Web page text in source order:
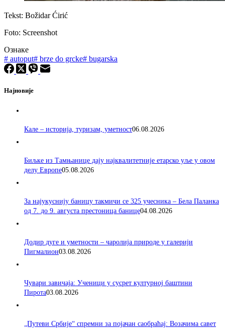
Tekst: Božidar Ćirić
Foto: Screenshot
Ознаке
# autoput# brze do grcke# bugarska
Најновије
Кале – историја, туризам, уметност06.08.2026
Биљке из Тамњанице дају најквалитетније етарско уље у овом
делу Европе05.08.2026
За најукуснију баницу такмичи се 325 учесника – Бела Паланка
од 7. до 9. августа престоница банице04.08.2026
Додир дуге и уметности – чаролија природе у галерији
Пигмалион03.08.2026
Чувари завичаја: Ученици у сусрет културној баштини
Пирота03.08.2026
„Путеви Србије“ спремни за појачан саобраћај: Возачима савет